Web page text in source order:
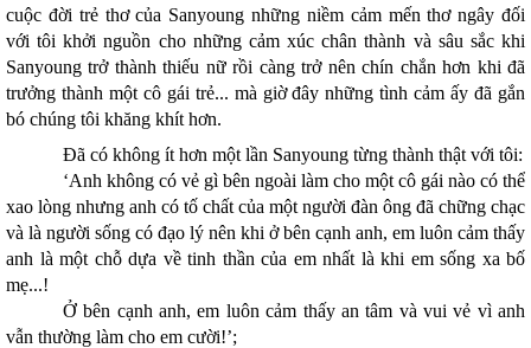
cuộc đời trẻ thơ của Sanyoung những niềm cảm mến thơ ngây đối
với tôi khởi nguồn cho những cảm xúc chân thành và sâu sắc khi
Sanyoung trở thành thiếu nữ rồi càng trở nên chín chắn hơn khi đã
trưởng thành một cô gái trẻ... mà giờ đây những tình cảm ấy đã gắn
bó chúng tôi khăng khít hơn.
Đã có không ít hơn một lần Sanyoung từng thành thật với tôi:
‘Anh không có vẻ gì bên ngoài làm cho một cô gái nào có thể
xao lòng nhưng anh có tố chất của một người đàn ông đã chững chạc
và là người sống có đạo lý nên khi ở bên cạnh anh, em luôn cảm thấy
anh là một chỗ dựa về tinh thần của em nhất là khi em sống xa bố
mẹ...!
Ở bên cạnh anh, em luôn cảm thấy an tâm và vui vẻ vì anh
vẫn thường làm cho em cười!’;